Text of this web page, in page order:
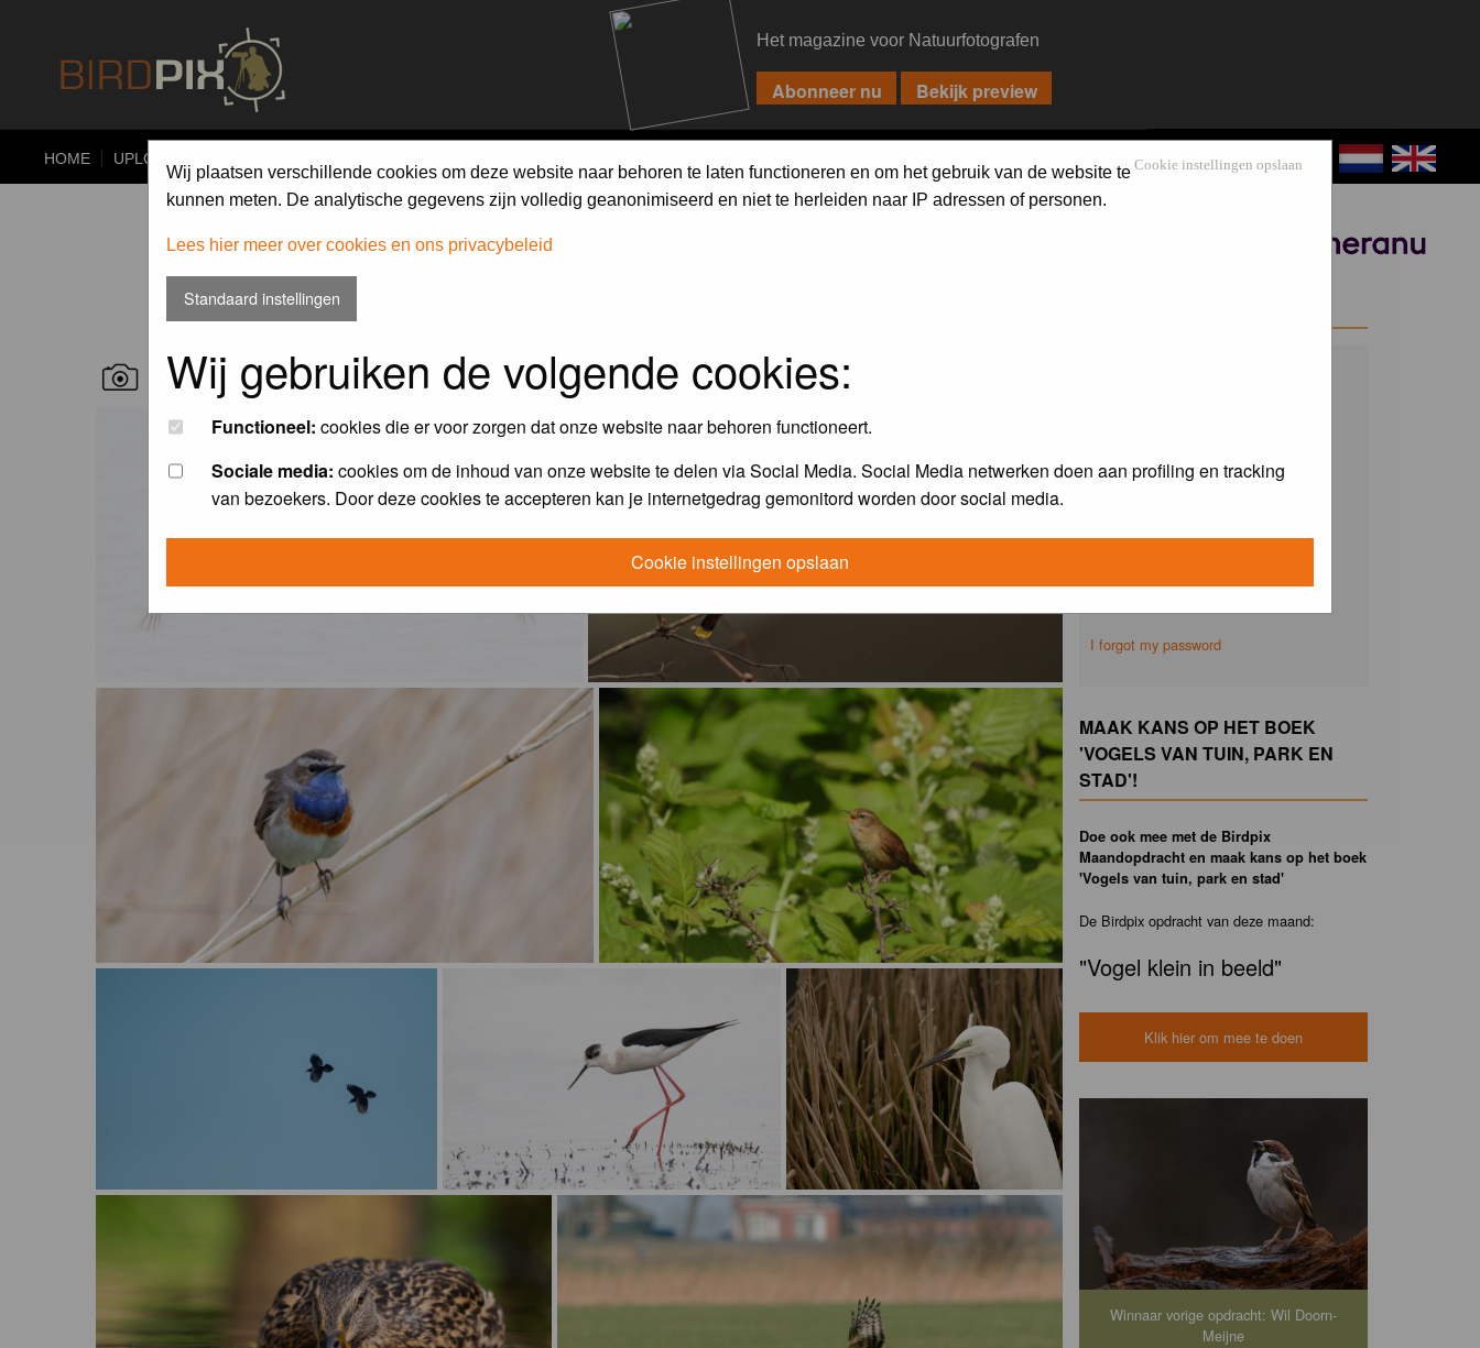
Het magazine voor Natuurfotografen
HOME UPLOAD Cookie instellingen opslaan
Wij plaatsen verschillende cookies om deze website naar behoren te laten functioneren en om het gebruik van de website te
kunnen meten. De analytische gegevens zijn volledig geanonimiseerd en niet te herleiden naar IP adressen of personen.
Lees hier meer over cookies en ons privacybeleid
Standaard instellingen
Wij gebruiken de volgende cookies:
Functioneel: cookies die er voor zorgen dat onze website naar behoren functioneert.
Sociale media: cookies om de inhoud van onze website te delen via Social Media. Social Media netwerken doen aan profiling en tracking
van bezoekers. Door deze cookies te accepteren kan je internetgedrag gemonitord worden door social media.
Cookie instellingen opslaan
RECENT BIRD PICS
I forgot my password
MAAK KANS OP HET BOEK
'VOGELS VAN TUIN, PARK EN
STAD'!
Doe ook mee met de Birdpix
Maandopdracht en maak kans op het boek
'Vogels van tuin, park en stad'
De Birdpix opdracht van deze maand:
"Vogel klein in beeld"
Klik hier om mee te doen
Winnaar vorige opdracht: Wil Doorn-
Meijne